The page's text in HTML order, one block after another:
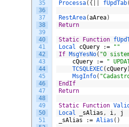
35
36
37
38
39
40
41
42
43
44
45
46
47
48
49
50
51
Processa( { fUpdTab(
RestArea(aArea)
Return
Static Function
Local cQuery :=
""
If MsgYesNo( "O
cQuery
:= "
TCSQLEXEC( cQuery)
MsgInfo(
EndIf
Return
Static Function
Local
_sAlias , i ,
j
_sAlias
:= Alias ( )